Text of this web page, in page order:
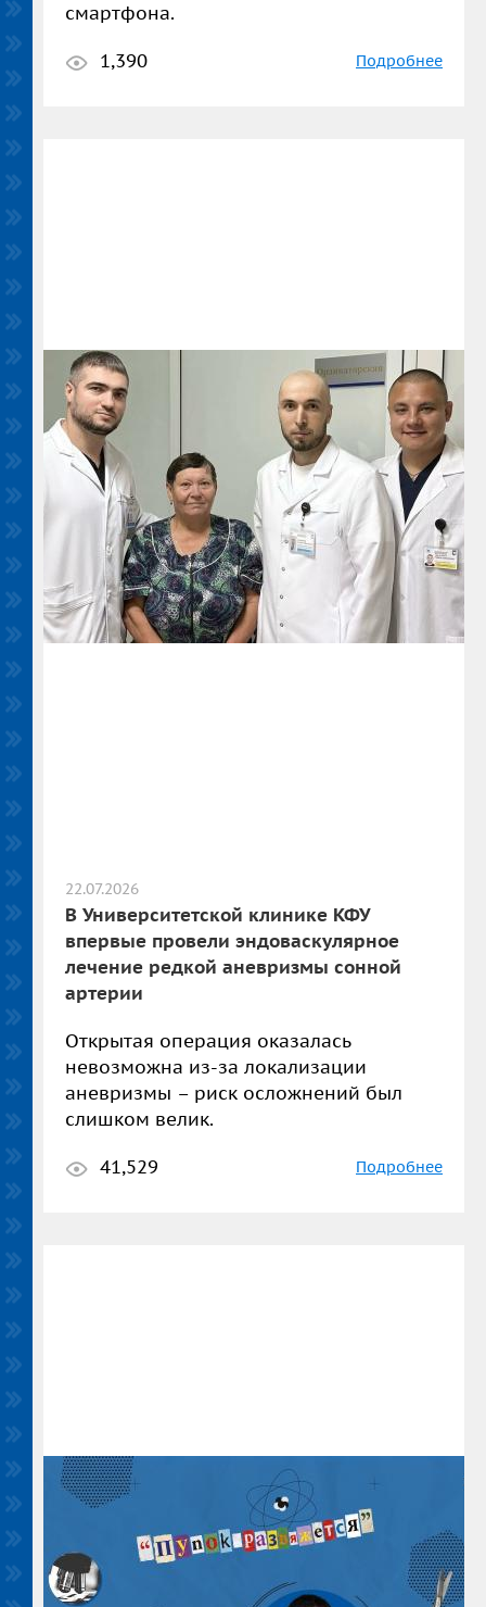
смартфона.
1,390
Подробнее
22.07.2026
В Университетской клинике КФУ
впервые провели эндоваскулярное
лечение редкой аневризмы сонной
артерии
Открытая операция оказалась
невозможна из-за локализации
аневризмы – риск осложнений был
слишком велик.
41,529
Подробнее